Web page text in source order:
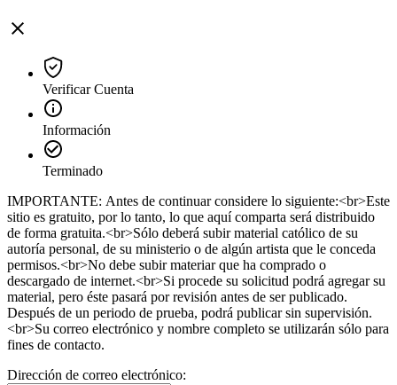
Verificar Cuenta
Información
Terminado
IMPORTANTE: Antes de continuar considere lo siguiente:<br>Este
sitio es gratuito, por lo tanto, lo que aquí comparta será distribuido
de forma gratuita.<br>Sólo deberá subir material católico de su
autoría personal, de su ministerio o de algún artista que le conceda
permisos.<br>No debe subir materiar que ha comprado o
descargado de internet.<br>Si procede su solicitud podrá agregar su
material, pero éste pasará por revisión antes de ser publicado.
Después de un periodo de prueba, podrá publicar sin supervisión.
<br>Su correo electrónico y nombre completo se utilizarán sólo para
fines de contacto.
Dirección de correo electrónico: